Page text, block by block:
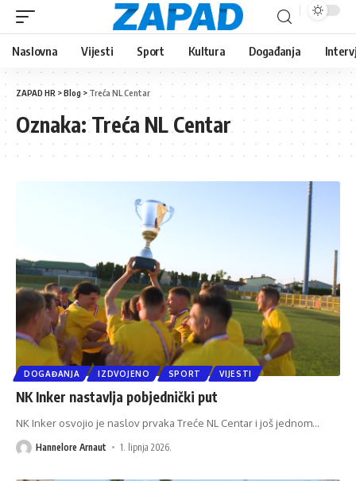
Naslovna Vijesti Sport Kultura Događanja
ZAPAD HR >Blog > Treća NL Centar
Oznaka:Treća NL Centar
DOGAĐANJA IZDVOJENO SPORT VIJESTI
NK Inker nastavlja pobjednički put
NK Inker osvojio je naslov prvaka Treće NL Centar i još jednom…
Hannelore Arnaut 1. lipnja 2026.